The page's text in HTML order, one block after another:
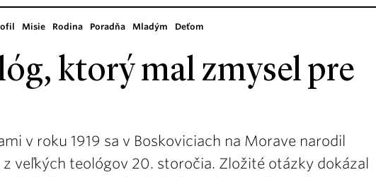
Misie Rodina Poradňa Mladým Deťom
ktorý mal zmysel pre
v roku 1919 sa v Boskoviciach na Morave narodil
z veľkých teológov 20. storočia. Zložité otázky dokázal